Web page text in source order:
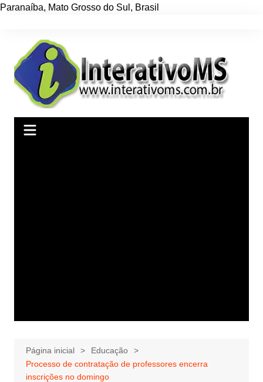
Paranaíba, Mato Grosso do Sul , Brasil
conteúdo
Página inicial
Educação
Processo de contratação de professores encerra
inscrições no domingo